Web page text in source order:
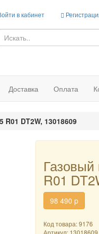
в кабинет
Доставка Оплата
R01 DT2W, 13018609
Газовый
R01
98 490 p
Код товара: 9176
Артикул:13018609